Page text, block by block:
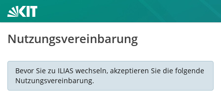
Nutzungsvereinbarung
Bevor Sie zu ILIAS wechseln, akzeptieren Sie die folgende
Nutzungsvereinbarung.